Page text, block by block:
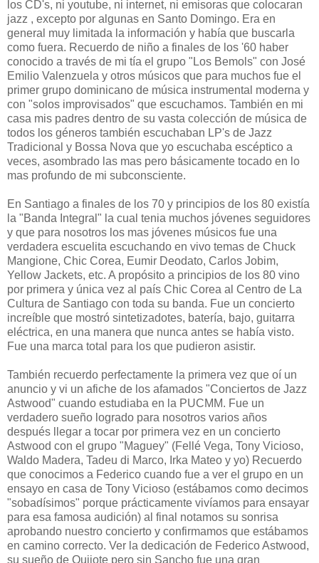
los CD's, ni youtube, ni internet, ni emisoras que colocaran
jazz , excepto por algunas en Santo Domingo. Era en
general muy limitada la información y había que buscarla
como fuera. Recuerdo de niño a finales de los '60 haber
conocido a través de mi tía el grupo "Los Bemols" con José
Emilio Valenzuela y otros músicos que para muchos fue el
primer grupo dominicano de música instrumental moderna y
con "solos improvisados" que escuchamos. También en mi
casa mis padres dentro de su vasta colección de música de
todos los géneros también escuchaban LP's de Jazz
Tradicional y Bossa Nova que yo escuchaba escéptico a
veces, asombrado las mas pero básicamente tocado en lo
mas profundo de mi subconsciente.
En Santiago a finales de los 70 y principios de los 80 existía
la "Banda Integral" la cual tenia muchos jóvenes seguidores
y que para nosotros los mas jóvenes músicos fue una
verdadera escuelita escuchando en vivo temas de Chuck
Mangione, Chic Corea, Eumir Deodato, Carlos Jobim,
Yellow Jackets, etc. A propósito a principios de los 80 vino
por primera y única vez al país Chic Corea al Centro de La
Cultura de Santiago con toda su banda. Fue un concierto
increíble que mostró sintetizadotes, batería, bajo, guitarra
eléctrica, en una manera que nunca antes se había visto.
Fue una marca total para los que pudieron asistir.
También recuerdo perfectamente la primera vez que oí un
anuncio y vi un afiche de los afamados "Conciertos de Jazz
Astwood" cuando estudiaba en la PUCMM. Fue un
verdadero sueño logrado para nosotros varios años
después llegar a tocar por primera vez en un concierto
Astwood con el grupo "Maguey" (Fellé Vega, Tony Vicioso,
Waldo Madera, Tadeu di Marco, Irka Mateo y yo) Recuerdo
que conocimos a Federico cuando fue a ver el grupo en un
ensayo en casa de Tony Vicioso (estábamos como decimos
"sobadísimos" porque prácticamente vivíamos para ensayar
para esa famosa audición) al final notamos su sonrisa
aprobando nuestro concierto y confirmamos que estábamos
en camino correcto. Ver la dedicación de Federico Astwood,
su sueño de Quijote pero sin Sancho fue una gran